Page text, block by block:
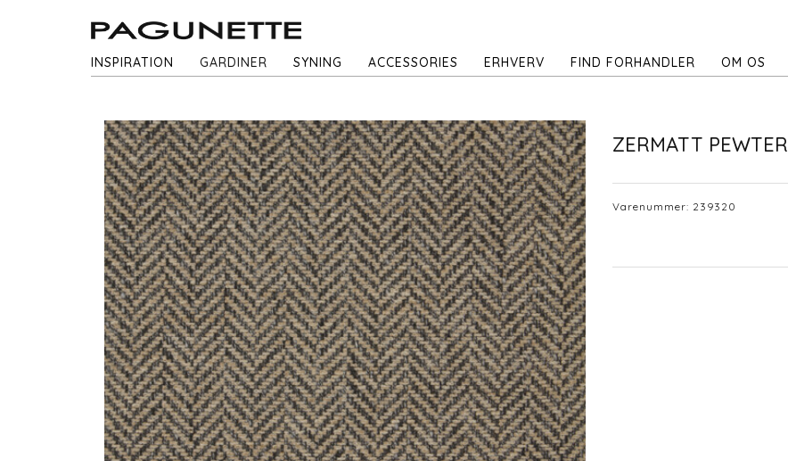
INSPIRATION GARDINER SYNING ACCESSORIES ERHVERV FIND FORHANDLER OM OS
ZERMATT PEWTER
Varenummer: 239320